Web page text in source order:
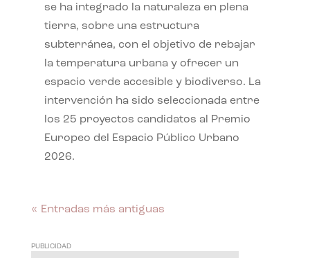
se ha integrado la naturaleza en plena
tierra, sobre una estructura
subterránea, con el objetivo de rebajar
la temperatura urbana y ofrecer un
espacio verde accesible y biodiverso. La
intervención ha sido seleccionada entre
los 25 proyectos candidatos al Premio
Europeo del Espacio Público Urbano
2026.
« Entradas más antiguas
PUBLICIDAD